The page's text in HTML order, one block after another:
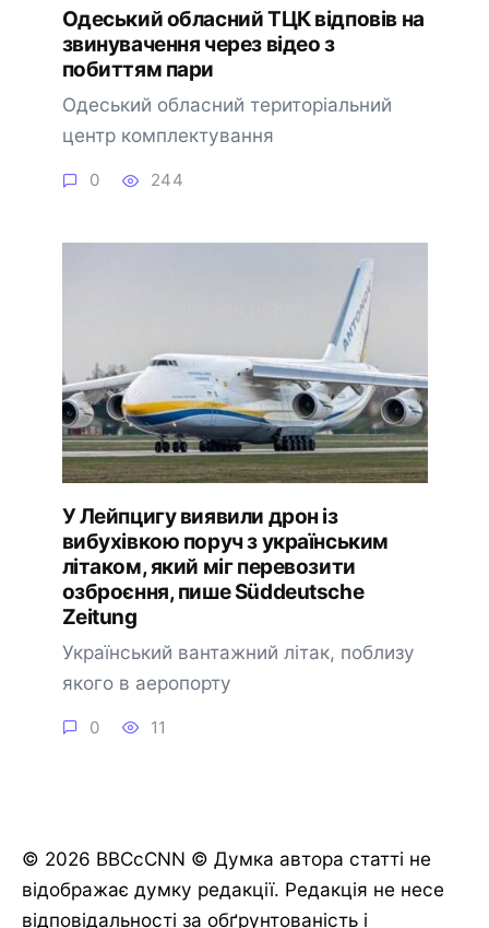
Одеський обласний ТЦК відповів на
звинувачення через відео з
побиттям пари
Одеський обласний територіальний
центр комплектування
0 244
У Лейпцигу виявили дрон із
вибухівкою поруч з українським
літаком, який міг перевозити
озброєння, пише Süddeutsche
Zeitung
Український вантажний літак, поблизу
якого в аеропорту
0 11
© 2026 BBCcCNN © Думка автора статті не
відображає думку редакції. Редакція не несе
відповідальності за обґрунтованість і